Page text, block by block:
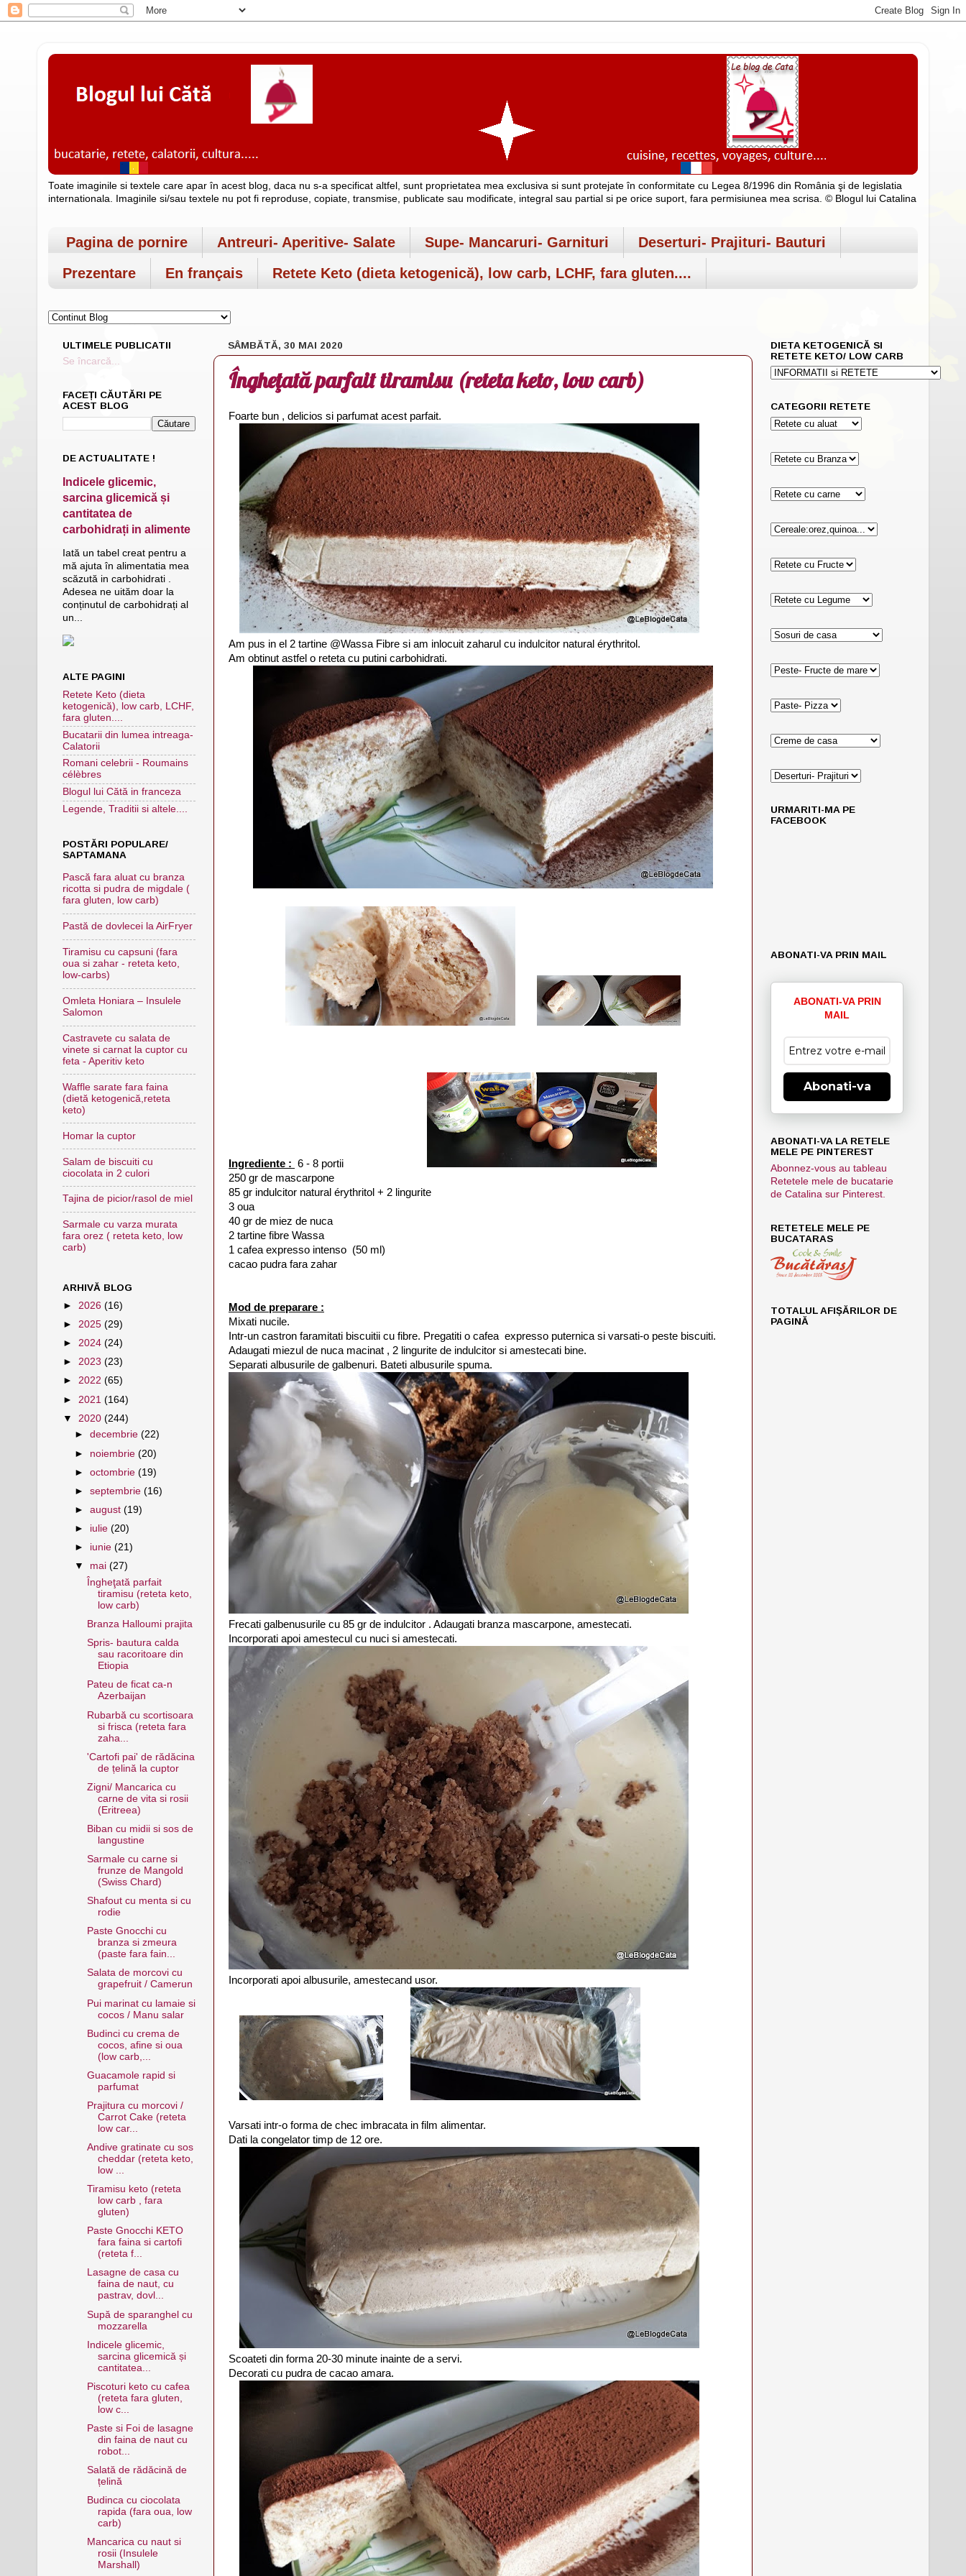
Toate imaginile si textele care apar în acest blog, daca nu s-a specificat altfel, sunt proprietatea mea exclusiva si sunt protejate în conformitate cu Legea 8/1996 din România şi de legislatia
internationala. Imaginile si/sau textele nu pot fi reproduse, copiate, transmise, publicate sau modificate, integral sau partial si pe orice suport, fara permisiunea mea scrisa. © Blogul lui Catalina
Pagina de pornire Antreuri- Aperitive- Salate Supe- Mancaruri- Garnituri
Deserturi- Prajituri- Bauturi
Prezentare
En français Retete Keto (dieta ketogenică), low carb, LCHF, fara gluten....
SÂMBĂTĂ, 30 MAI 2020
Îngheţată parfait tiramisu (reteta keto, low carb)
Foarte bun , delicios si parfumat acest parfait.
Am pus in el 2 tartine @Wassa Fibre si am inlocuit zaharul cu indulcitor natural érythritol.
Am obtinut astfel o reteta cu putini carbohidrati.
Ingrediente : 6 - 8 portii
250 gr de mascarpone
85 gr indulcitor natural érythritol + 2 lingurite
3 oua
40 gr de miez de nuca
2 tartine fibre Wassa
1 cafea expresso intenso (50 ml)
cacao pudra fara zahar
Mod de preparare :
Mixati nucile.
Intr-un castron faramitati biscuitii cu fibre. Pregatiti o cafea expresso puternica si varsati-o peste biscuiti.
Adaugati miezul de nuca macinat , 2 lingurite de indulcitor si amestecati bine.
Separati albusurile de galbenuri. Bateti albusurile spuma.
Frecati galbenusurile cu 85 gr de indulcitor . Adaugati branza mascarpone, amestecati.
Incorporati apoi amestecul cu nuci si amestecati.
Incorporati apoi albusurile, amestecand usor.
Varsati intr-o forma de chec imbracata in film alimentar.
Dati la congelator timp de 12 ore.
Scoateti din forma 20-30 minute inainte de a servi.
Decorati cu pudra de cacao amara.
ULTIMELE PUBLICATII
Se încarcă...
FACEȚI CĂUTĂRI PE
ACEST BLOG
DE ACTUALITATE !
Indicele glicemic,
sarcina glicemică și
cantitatea de
carbohidrați in alimente
Iată un tabel creat pentru a
mă ajuta în alimentatia mea
scăzută in carbohidrati .
Adesea ne uităm doar la
conținutul de carbohidrați al
un...
ALTE PAGINI
Retete Keto (dieta
ketogenică), low carb, LCHF,
fara gluten....
Bucatarii din lumea intreaga-
Calatorii
Romani celebrii - Roumains
célèbres
Blogul lui Cătă in franceza
Legende, Traditii si altele....
POSTĂRI POPULARE/
SAPTAMANA
Pască fara aluat cu branza
ricotta si pudra de migdale (
fara gluten, low carb)
Pastă de dovlecei la AirFryer
Tiramisu cu capsuni (fara
oua si zahar - reteta keto,
low-carbs)
Omleta Honiara – Insulele
Salomon
Castravete cu salata de
vinete si carnat la cuptor cu
feta - Aperitiv keto
Waffle sarate fara faina
(dietă ketogenică,reteta
keto)
Homar la cuptor
Salam de biscuiti cu
ciocolata in 2 culori
Tajina de picior/rasol de miel
Sarmale cu varza murata
fara orez ( reteta keto, low
carb)
ARHIVĂ BLOG
► 2026 (16)
► 2025 (29)
► 2024 (24)
► 2023 (23)
► 2022 (65)
► 2021 (164)
▼ 2020 (244)
►decembrie(22)
► noiembrie(20)
►octombrie(19)
►septembrie(16)
►august(19)
► iulie(20)
► iunie(21)
▼ mai(27)
Îngheţată parfait
tiramisu (reteta keto,
low carb)
Branza Halloumi prajita
Spris- bautura calda
sau racoritoare din
Etiopia
Pateu de ficat ca-n
Azerbaijan
Rubarbă cu scortisoara
si frisca (reteta fara
zaha...
'Cartofi pai' de rădăcina
de țelină la cuptor
Zigni/ Mancarica cu
carne de vita si rosii
(Eritreea)
Biban cu midii si sos de
langustine
Sarmale cu carne si
frunze de Mangold
(Swiss Chard)
Shafout cu menta si cu
rodie
Paste Gnocchi cu
branza si zmeura
(paste fara fain...
Salata de morcovi cu
grapefruit / Camerun
Pui marinat cu lamaie si
cocos / Manu salar
Budinci cu crema de
cocos, afine si oua
(low carb,...
Guacamole rapid si
parfumat
Prajitura cu morcovi /
Carrot Cake (reteta
low car...
Andive gratinate cu sos
cheddar (reteta keto,
low ...
Tiramisu keto (reteta
low carb , fara
gluten)
Paste Gnocchi KETO
fara faina si cartofi
(reteta f...
Lasagne de casa cu
faina de naut, cu
pastrav, dovl...
Supă de sparanghel cu
mozzarella
Indicele glicemic,
sarcina glicemică și
cantitatea...
Piscoturi keto cu cafea
(reteta fara gluten,
low c...
Paste si Foi de lasagne
din faina de naut cu
robot...
Salată de rădăcină de
țelină
Budinca cu ciocolata
rapida (fara oua, low
carb)
Mancarica cu naut si
rosii (Insulele
Marshall)
DIETA KETOGENICĂ SI
RETETE KETO/ LOW CARB
CATEGORII RETETE
URMARITI-MA PE
FACEBOOK
ABONATI-VA PRIN MAIL
ABONATI-VA PRIN
MAIL
Abonati-va
ABONATI-VA LA RETELE
MELE PE PINTEREST
Abonnez-vous au tableau
Retetele mele de bucatarie
de Catalina sur Pinterest.
RETETELE MELE PE
BUCATARAS
TOTALUL AFIȘĂRILOR DE
PAGINĂ